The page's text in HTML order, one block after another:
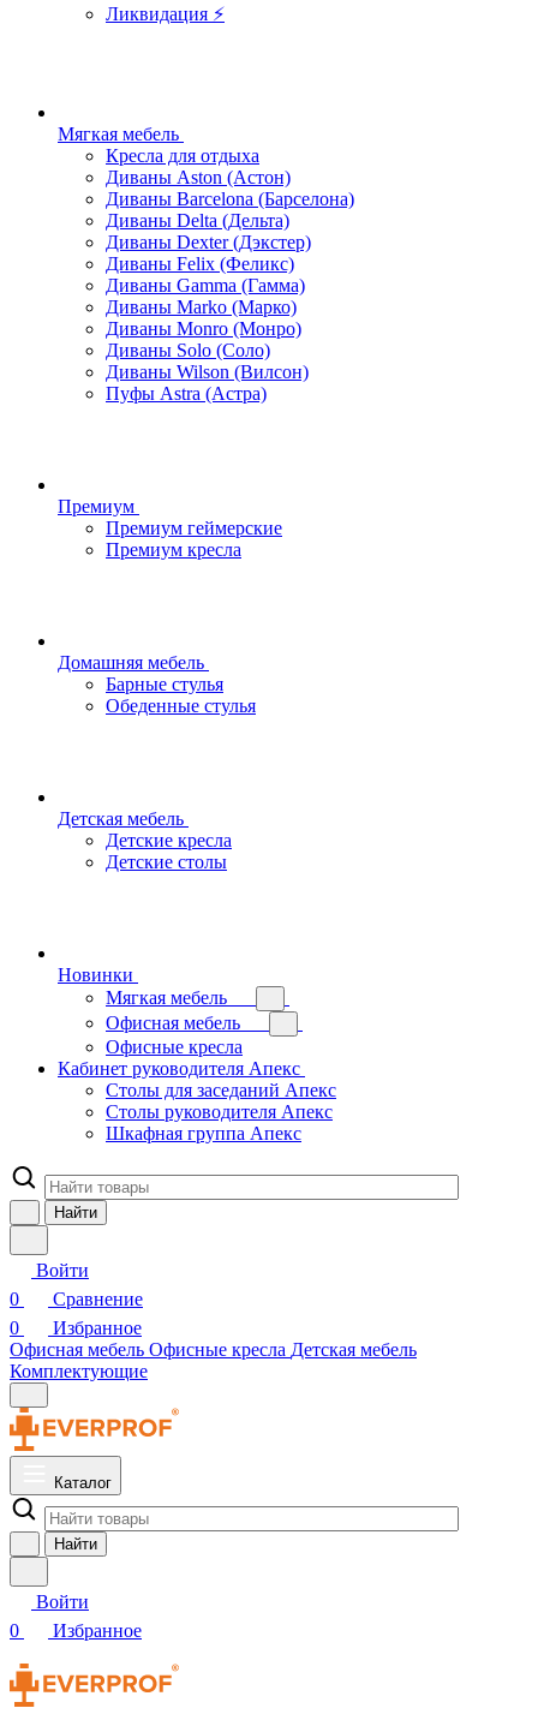
Ликвидация ⚡
Мягкая мебель
Кресла для отдыха
Диваны Aston (Астон)
Диваны Barcelona (Барселона)
Диваны Delta (Дельта)
Диваны Dexter (Дэкстер)
Диваны Felix (Феликс)
Диваны Gamma (Гамма)
Диваны Marko (Марко)
Диваны Monro (Монро)
Диваны Solo (Соло)
Диваны Wilson (Вилсон)
Пуфы Astra (Астра)
Премиум
Премиум геймерские
Премиум кресла
Домашняя мебель
Барные стулья
Обеденные стулья
Детская мебель
Детские кресла
Детские столы
Новинки
Мягкая мебель
Офисная мебель
Офисные кресла
Кабинет руководителя Апекс
Столы для заседаний Апекс
Столы руководителя Апекс
Шкафная группа Апекс
Найти
Войти
0
Сравнение
0
Избранное
Офисная мебель Офисные кресла Детская мебель
Комплектующие
Каталог
Найти
Войти
0
Избранное